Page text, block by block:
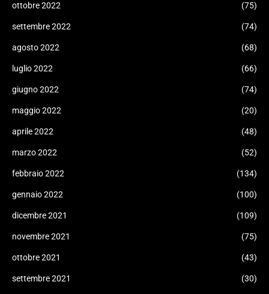
ottobre 2022 (75)
settembre 2022 (74)
agosto 2022 (68)
luglio 2022 (66)
giugno 2022 (74)
maggio 2022 (20)
aprile 2022 (48)
marzo 2022 (52)
febbraio 2022 (134)
gennaio 2022 (100)
dicembre 2021 (109)
novembre 2021 (75)
ottobre 2021 (43)
settembre 2021 (30)